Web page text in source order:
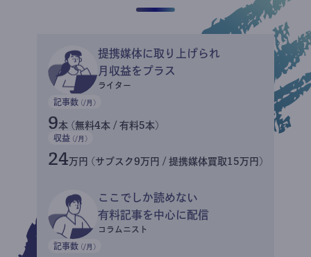
提携媒体に取り上げられ
月収益をプラス
ライター
記事数 (/月)
9本 (無料4本 / 有料5本)
収益 (/月)
24万円 (サブスク9万円 / 提携媒体買取15万円)
ここでしか読めない
有料記事を中心に配信
コラムニスト
記事数 (/月)